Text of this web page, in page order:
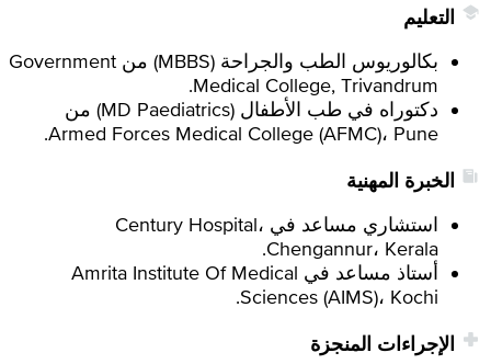
التعليم
بكالوريوس الطب والجراحة (MBBS) من Government
Medical College, Trivandrum.
دكتوراه في طب الأطفال (MD Paediatrics) من
Armed Forces Medical College (AFMC)، Pune.
الخبرة المهنية
استشاري مساعد في Century Hospital،
Chengannur، Kerala.
أستاذ مساعد في Amrita Institute Of Medical
Sciences (AIMS)، Kochi.
الإجراءات المنجزة